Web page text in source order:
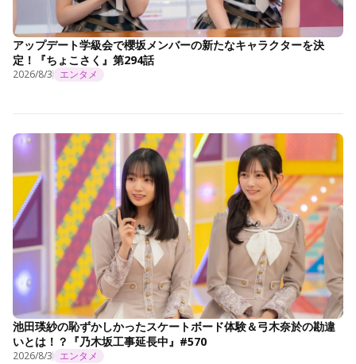
アップデート学級会で櫻坂メンバーの新たなキャラクターを決
定！『ちょこさく』第294話
2026/8/3 エンタメ
池田瑛紗の恥ずかしかったスケートボード体験＆弓木奈於の勘違
いとは！？『乃木坂工事延長中』#570
2026/8/3 エンタメ